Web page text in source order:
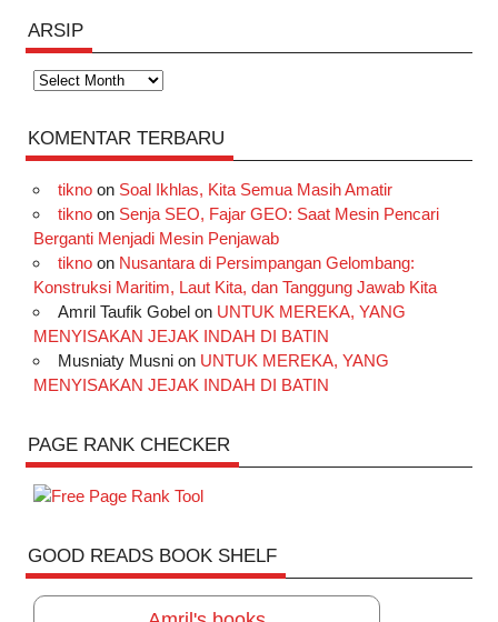
ARSIP
Arsip
KOMENTAR TERBARU
tiknoon Soal Ikhlas, Kita Semua Masih Amatir
tiknoon Senja SEO, Fajar GEO: Saat Mesin Pencari
Berganti Menjadi Mesin Penjawab
tiknoon Nusantara di Persimpangan Gelombang:
Konstruksi Maritim, Laut Kita, dan Tanggung Jawab Kita
Amril Taufik Gobelon UNTUK MEREKA, YANG
MENYISAKAN JEJAK INDAH DI BATIN
Musniaty Musnion UNTUK MEREKA, YANG
MENYISAKAN JEJAK INDAH DI BATIN
PAGE RANK CHECKER
GOOD READS BOOK SHELF